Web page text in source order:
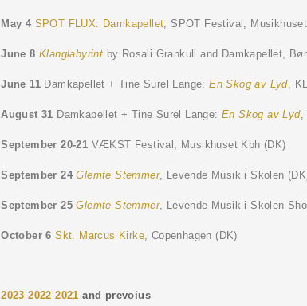
May 4 SPOT FLUX: Damkapellet, SPOT Festival,
June 8 Klanglabyrint by Rosali Grankull and Damkapellet,
June 11 Damkapellet + Tine Surel Lange: En Skog av Lyd,
August 31 Damkapellet + Tine Surel Lange: En Skog av Lyd,
September 20-21 VÆKST Festival, Musikhuset Kbh (DK)
September 24 Glemte Stemmer, Levende Musik i Skolen
September 25 Glemte Stemmer, Levende Musik i Skolen
October 6 Skt. Marcus Kirke, Copenhagen (DK)
2023 2022 2021 and prevoius